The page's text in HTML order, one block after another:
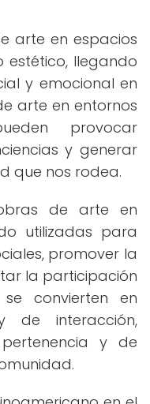
arte en espacios
llegando
y emocional en
arte en entornos
provocar
y generar
que nos rodea.
de arte en
utilizadas para
promover la
la participación
convierten en
de interacción,
y de